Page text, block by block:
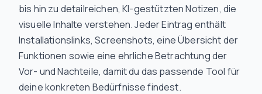
bis hin zu detailreichen, KI-gestützten Notizen, die
visuelle Inhalte verstehen. Jeder Eintrag enthält
Installationslinks, Screenshots, eine Übersicht der
Funktionen sowie eine ehrliche Betrachtung der
Vor- und Nachteile, damit du das passende Tool für
deine konkreten Bedürfnisse findest.